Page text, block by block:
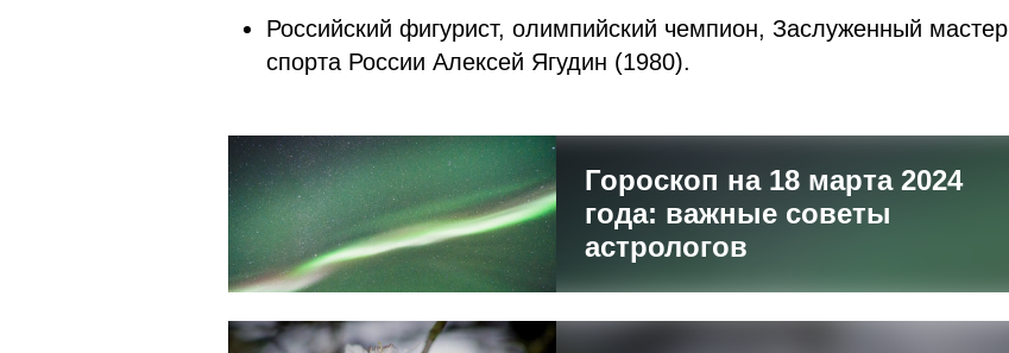
Российский фигурист, олимпийский чемпион, Заслуженный мастер
спорта России Алексей Ягудин (1980).
Гороскоп на 18 марта 2024
года: важные советы
астрологов